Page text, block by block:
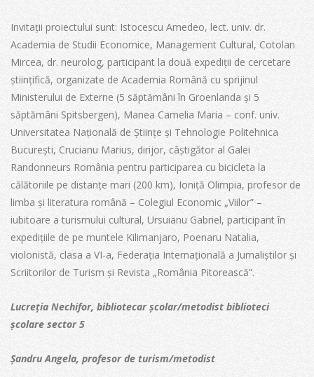
Invitații proiectului sunt: Istocescu Amedeo, lect. univ. dr.
Academia de Studii Economice, Management Cultural, Cotolan
Mircea, dr. neurolog, participant la două expediții de cercetare
științifică, organizate de Academia Română cu sprijinul
Ministerului de Externe (5 săptămâni în Groenlanda și 5
săptămâni Spitsbergen), Manea Camelia Maria – conf. univ.
Universitatea Națională de Științe și Tehnologie Politehnica
București, Crucianu Marius, dirijor, câștigător al Galei
Randonneurs România pentru participarea cu bicicleta la
călătoriile pe distanțe mari (200 km), Ioniță Olimpia, profesor de
limba și literatura română – Colegiul Economic „Viilor” –
iubitoare a turismului cultural, Ursuianu Gabriel, participant în
expedițiile de pe muntele Kilimanjaro, Poenaru Natalia,
violonistă, clasa a VI-a, Federația Internațională a Jurnaliștilor și
Scriitorilor de Turism și Revista „România Pitorească”.
Lucreția Nechifor, bibliotecar școlar/metodist biblioteci
școlare sector 5
Șandru Angela, profesor de turism/metodist